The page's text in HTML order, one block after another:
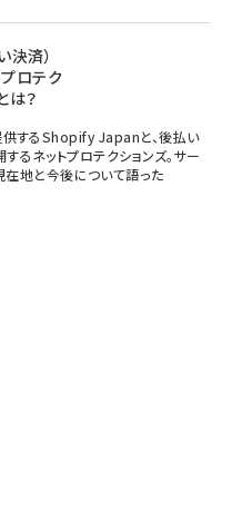
済）
ロテク
は？
供するShopify Japanと、後払い
るネットプロテクションズ。サー
地と今後について語った